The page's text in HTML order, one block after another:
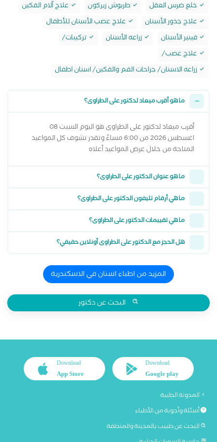
خلع ضرس العقل
طربوش زيركون
علاج آلام الفكين
علاج جذور الأسنان
علاج عصب الأسنان للأطفال
فينير الأسنان
زراعه الأسنان
تركيبات/
علاج عصب/
زراعه الاسنان/ جراحات الفم والفكين/ اسنان اطفال
ما هو أقرب ميعاد لدكتور على الطراوى؟
أقرب ميعاد لدكتور على الطراوى هو اليوم السبت 08
اغسطس 2026 من 6:00 مساءً وتقدر تشوف كل المواعيد
المتاحة من خلال عرض المواعيد أعلاه
ما هو عنوان الدكتور على الطراوى؟
ما هي أرقام تليفون الدكتور على الطراوى؟
ما هي تقييمات الدكتور على الطراوى؟
هل الحجز مع الدكتور على الطراوى أونلاين حقيقي؟
المزيد من اطباء اسنان في الاسكندرية
البحث عن دكتور
Download
Google play
Download
App Store
المدونة الطبية
أسئلة وأجوبة من الأطباء
البحث عن طبيب بالمدينة والمنطقة